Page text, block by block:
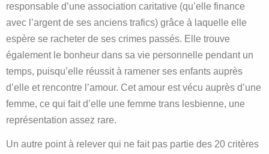
responsable d’une association caritative (qu’elle finance
avec l’argent de ses anciens trafics) grâce à laquelle elle
espère se racheter de ses crimes passés. Elle trouve
également le bonheur dans sa vie personnelle pendant un
temps, puisqu’elle réussit à ramener ses enfants auprès
d’elle et rencontre l’amour. Cet amour est vécu auprès d’une
femme, ce qui fait d’elle une femme trans lesbienne, une
représentation assez rare.
Un autre point à relever qui ne fait pas partie des 20 critères